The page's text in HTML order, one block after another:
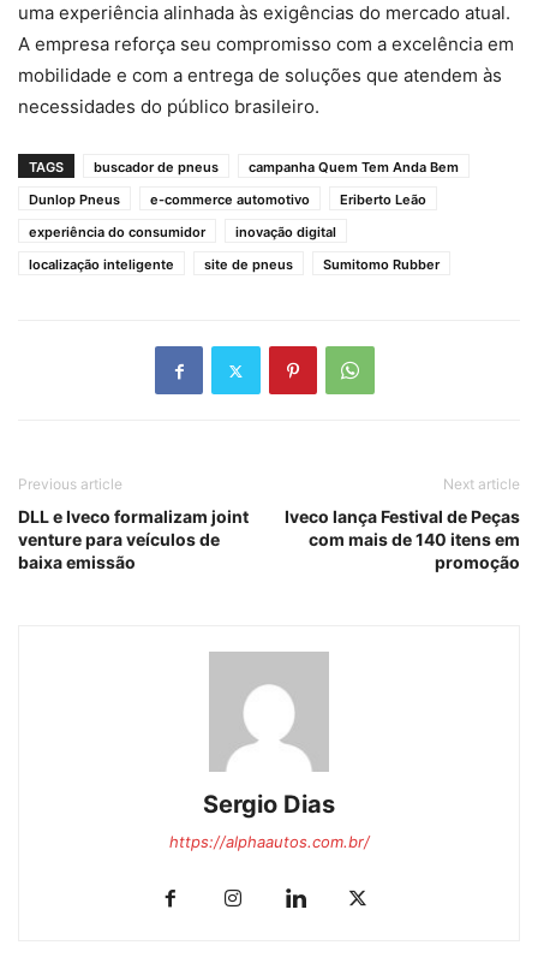
uma experiência alinhada às exigências do mercado atual.
A empresa reforça seu compromisso com a excelência em
mobilidade e com a entrega de soluções que atendem às
necessidades do público brasileiro.
TAGS buscador de pneus
campanha Quem Tem Anda Bem
Dunlop Pneus
e-commerce automotivo
Eriberto Leão
experiência do consumidor
inovação digital
localização inteligente
site de pneus Sumitomo Rubber
Previous article
DLL e Iveco formalizam joint
venture para veículos de
baixa emissão
Next article
Iveco lança Festival de Peças
com mais de 140 itens em
promoção
Sergio Dias
https://alphaautos.com.br/